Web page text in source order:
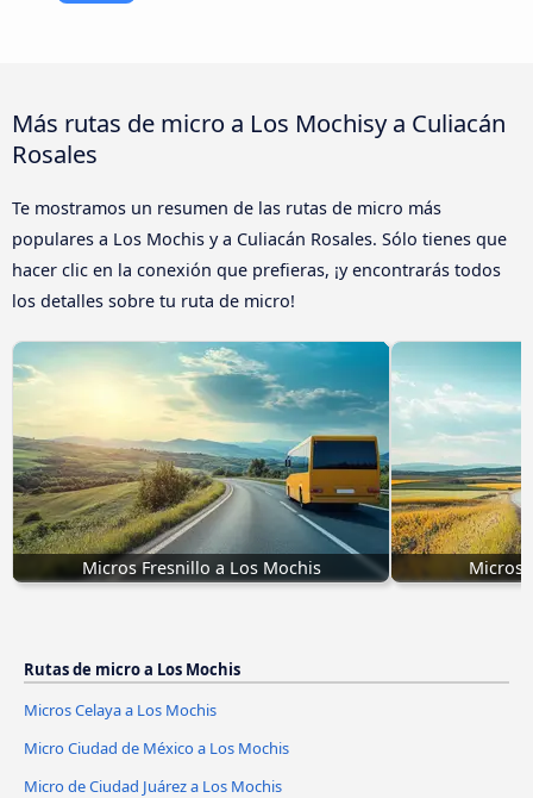
Más rutas de micro a Los Mochisy a Culiacán
Rosales
Te mostramos un resumen de las rutas de micro más
populares a Los Mochis y a Culiacán Rosales. Sólo tienes que
hacer clic en la conexión que prefieras, ¡y encontrarás todos
los detalles sobre tu ruta de micro!
Micros Fresnillo a Los Mochis Micros
Rutas de micro a Los Mochis
Micros Celaya a Los Mochis
Micro Ciudad de México a Los Mochis
Micro de Ciudad Juárez a Los Mochis